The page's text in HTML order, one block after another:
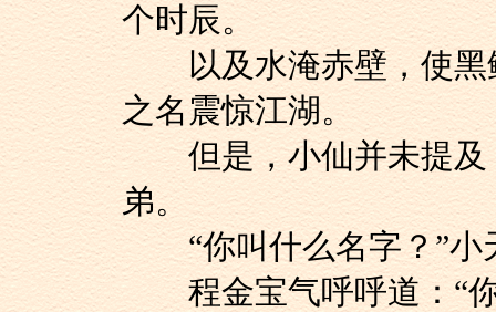
个时辰。
以及水淹赤壁，使黑
之名震惊江湖。
但是，小仙并未提及
弟。
“你叫什么名字？”小
程金宝气呼呼道：“你